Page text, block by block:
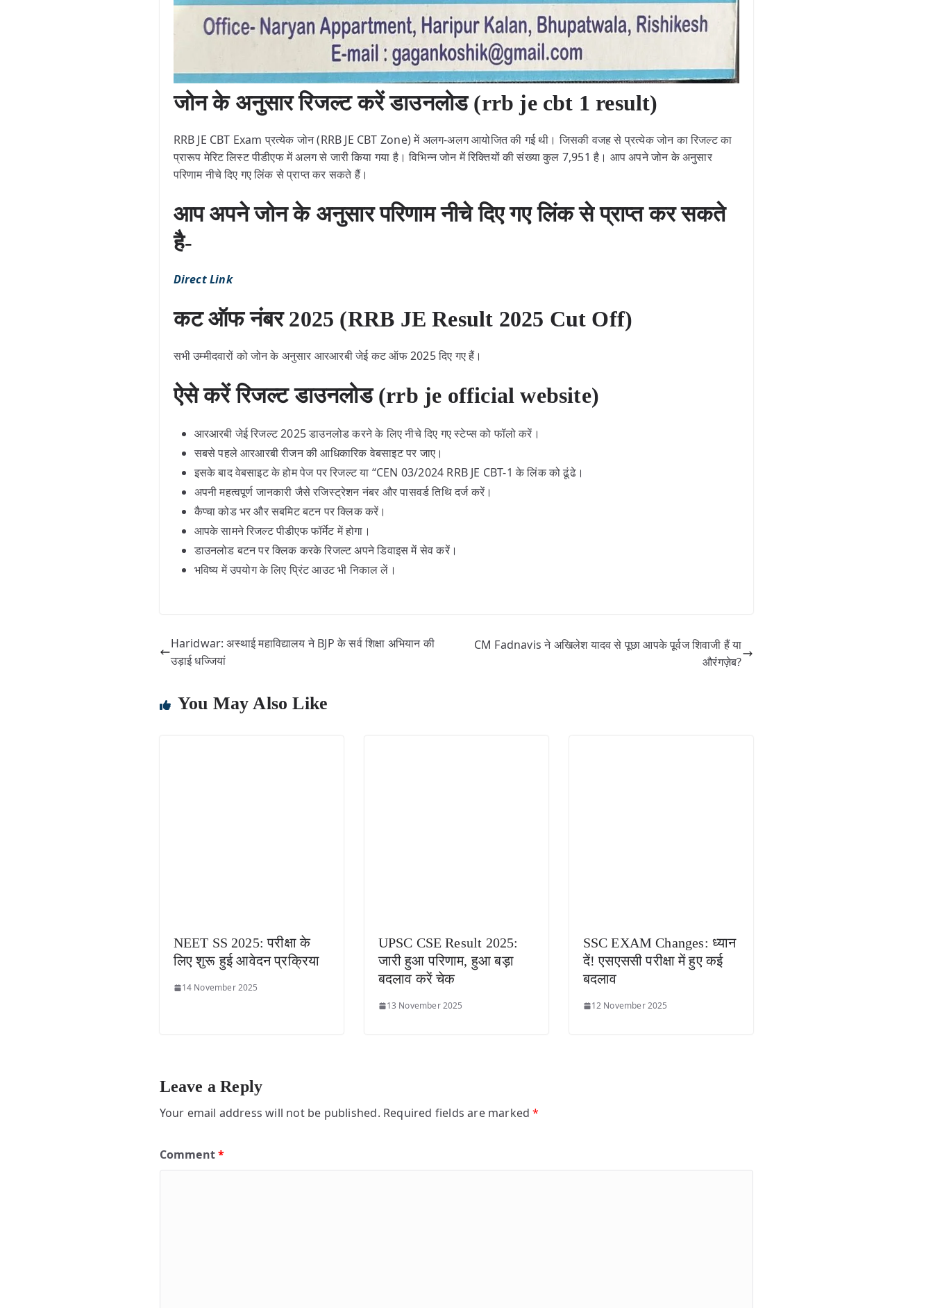
जोन के अनुसार रिजल्ट करें डाउनलोड (rrb je cbt 1 result)
RRB JE CBT Exam प्रत्येक जोन (RRB JE CBT Zone) में अलग-अलग आयोजित की गई थी। जिसकी वजह से प्रत्येक जोन का रिजल्ट का
प्रारूप मेरिट लिस्ट पीडीएफ में अलग से जारी किया गया है। विभिन्न जोन में रिक्तियों की संख्या कुल 7,951 है। आप अपने जोन के अनुसार
परिणाम नीचे दिए गए लिंक से प्राप्त कर सकते हैं।
आप अपने जोन के अनुसार परिणाम नीचे दिए गए लिंक से प्राप्त कर सकते
है-
Direct Link
कट ऑफ नंबर 2025 (RRB JE Result 2025 Cut Off)
सभी उम्मीदवारों को जोन के अनुसार आरआरबी जेई कट ऑफ 2025 दिए गए हैं।
ऐसे करें रिजल्ट डाउनलोड (rrb je official website)
आरआरबी जेई रिजल्ट 2025 डाउनलोड करने के लिए नीचे दिए गए स्टेप्स को फॉलो करें।
सबसे पहले आरआरबी रीजन की आधिकारिक वेबसाइट पर जाए।
इसके बाद वेबसाइट के होम पेज पर रिजल्ट या “CEN 03/2024 RRB JE CBT-1 के लिंक को ढूंढे।
अपनी महत्वपूर्ण जानकारी जैसे रजिस्ट्रेशन नंबर और पासवर्ड तिथि दर्ज करें।
कैप्चा कोड भर और सबमिट बटन पर क्लिक करें।
आपके सामने रिजल्ट पीडीएफ फॉर्मेट में होगा।
डाउनलोड बटन पर क्लिक करके रिजल्ट अपने डिवाइस में सेव करें।
भविष्य में उपयोग के लिए प्रिंट आउट भी निकाल लें।
Haridwar: अस्थाई महाविद्यालय ने BJP के सर्व शिक्षा अभियान की
उड़ाई धज्जियां
CM Fadnavis ने अखिलेश यादव से पूछा आपके पूर्वज शिवाजी हैं या
औरंगज़ेब?
You May Also Like
NEET SS 2025: परीक्षा के
लिए शुरू हुई आवेदन प्रक्रिया
14 November 2025
UPSC CSE Result 2025:
जारी हुआ परिणाम, हुआ बड़ा
बदलाव करें चेक
13 November 2025
SSC EXAM Changes: ध्यान
दें! एसएससी परीक्षा में हुए कई
बदलाव
12 November 2025
Leave a Reply
Your email address will not be published. Required fields are marked*
Comment*